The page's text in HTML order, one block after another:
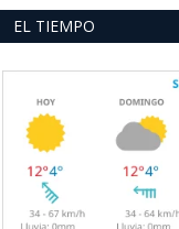
EL TIEMPO